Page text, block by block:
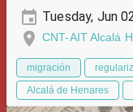
Tuesday, Jun
CNT-AIT Alcalá
migración
Alcalá de Henares